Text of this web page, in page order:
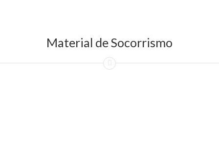
Material de Socorrismo